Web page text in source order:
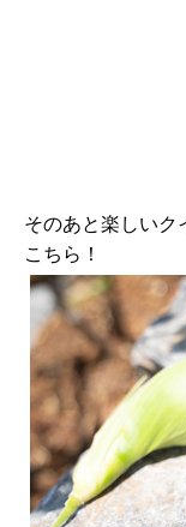
そのあと楽しい
こちら！